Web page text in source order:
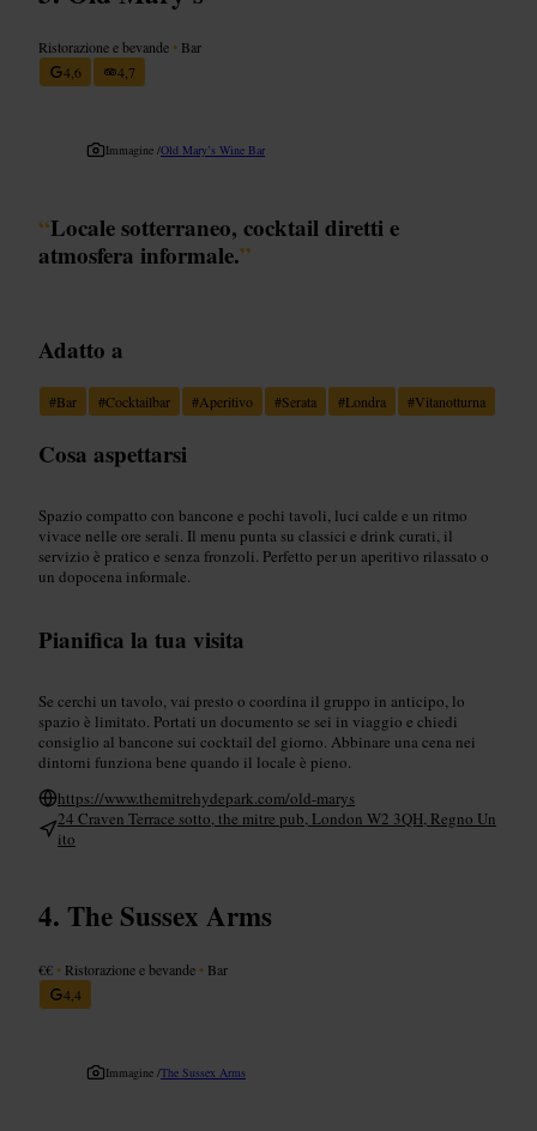
Ristorazione e bevande • Bar
4,6
4,7
Immagine /Old Mary’s Wine Bar
“Locale sotterraneo, cocktail diretti e
atmosfera informale.”
Adatto a
#Bar #Cocktailbar #Aperitivo #Serata #Londra #Vitanotturna
Cosa aspettarsi
Spazio compatto con bancone e pochi tavoli, luci calde e un ritmo
vivace nelle ore serali. Il menu punta su classici e drink curati, il
servizio è pratico e senza fronzoli. Perfetto per un aperitivo rilassato o
un dopocena informale.
Pianifica la tua visita
Se cerchi un tavolo, vai presto o coordina il gruppo in anticipo, lo
spazio è limitato. Portati un documento se sei in viaggio e chiedi
consiglio al bancone sui cocktail del giorno. Abbinare una cena nei
dintorni funziona bene quando il locale è pieno.
https://www.themitrehydepark.com/old-marys
24 Craven Terrace sotto, the mitre pub, London W2 3QH, Regno Un
ito
The Sussex Arms
€€ • Ristorazione e bevande • Bar
4,4
Immagine /The Sussex Arms